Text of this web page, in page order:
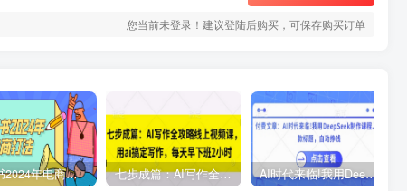
您当前未登录！建议登陆后购买，可保存购买订单
小红书2024年电商打法，手把手教你如何打爆小红书店铺 七步成篇：AI写作全攻略线上视频课，用ai搞定写作，每天早下班2小时 AI时代来临!我用DeepSeek制作课程、爆款标题，自动挣钱